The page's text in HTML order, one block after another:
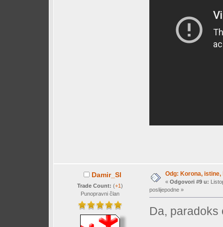
Damir_Sl
Trade Count: (+1)
Punopravni član
Odg: Korona,
« Odgovori #9 u:
poslijepodne »
Da, paradoks